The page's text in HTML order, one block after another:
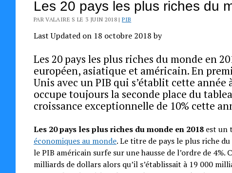
Les 20 pays les plus riches du
PAR VALAIRE S LE 3 JUIN 2018 |PIB
Last Updated on 18 octobre 2018 by
Les 20 pays les plus riches du monde en
européen, asiatique et américain. En
Unis avec un PIB qui s’établit cette
occupe toujours la seconde place du
croissance exceptionnelle de 10% cette
Les 20 pays les plus riches du monde en 2018est un
économiques au monde. Le titre de pays le plus riche
le PIB américain surfe sur une hausse de l’ordre de
milliards de dollars alors qu’il s’établissait à 19 000